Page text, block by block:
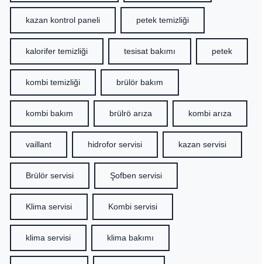
kazan kontrol paneli petek temizliği
kalorifer temizliği tesisat bakımı petek
kombi temizliği brülör bakım
kombi bakım brülrö arıza kombi arıza
vaillant hidrofor servisi kazan servisi
Brülör servisi Şofben servisi
Klima servisi Kombi servisi
klima servisi klima bakımı